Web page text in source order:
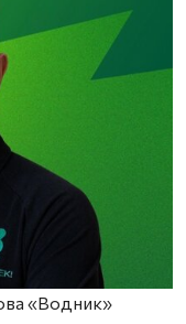
«Водник»